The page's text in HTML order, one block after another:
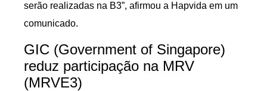
serão realizadas na B3”, afirmou a Hapvida em um
comunicado.
GIC (Government of Singapore)
reduz participação na MRV
(MRVE3)